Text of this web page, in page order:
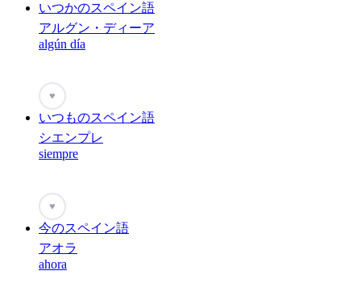
いつかのスペイン語
アルグン・ディーア
algún día
♥
いつものスペイン語
シエンプレ
siempre
♥
今のスペイン語
アオラ
ahora